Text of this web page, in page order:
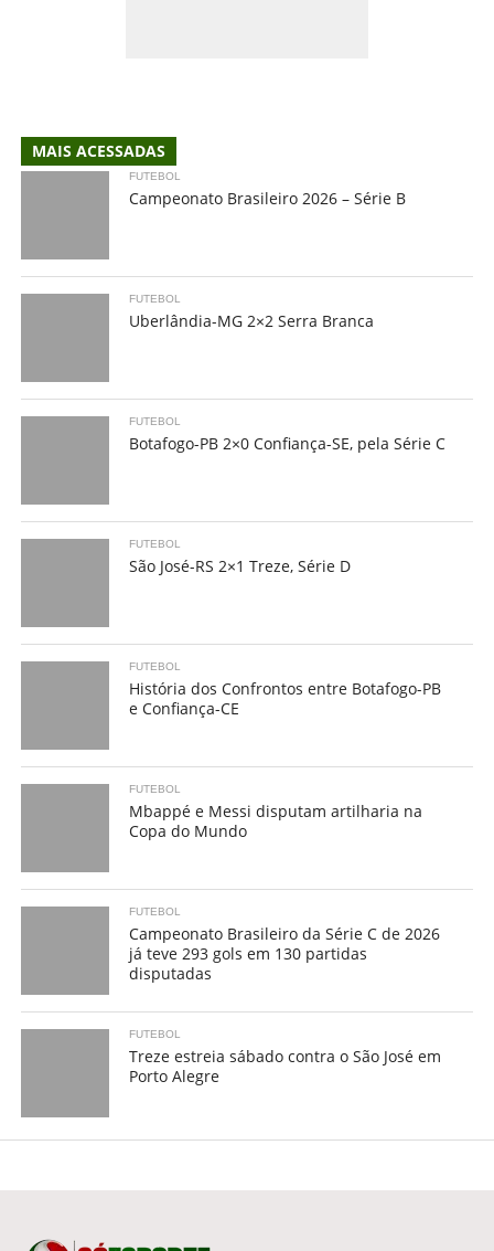
MAIS ACESSADAS
FUTEBOL
Campeonato Brasileiro 2026 – Série B
FUTEBOL
Uberlândia-MG 2×2 Serra Branca
FUTEBOL
Botafogo-PB 2×0 Confiança-SE, pela Série C
FUTEBOL
São José-RS 2×1 Treze, Série D
FUTEBOL
História dos Confrontos entre Botafogo-PB
e Confiança-CE
FUTEBOL
Mbappé e Messi disputam artilharia na
Copa do Mundo
FUTEBOL
Campeonato Brasileiro da Série C de 2026
já teve 293 gols em 130 partidas
disputadas
FUTEBOL
Treze estreia sábado contra o São José em
Porto Alegre